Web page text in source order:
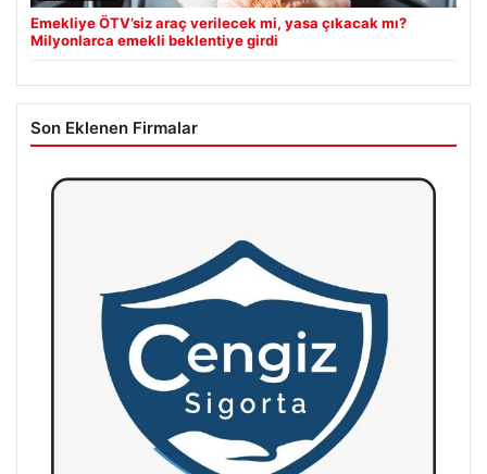
Emekliye ÖTV’siz araç verilecek mi, yasa çıkacak mı?
Milyonlarca emekli beklentiye girdi
Son Eklenen Firmalar